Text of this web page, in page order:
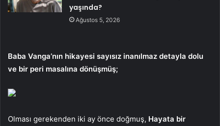
yaşında?
Ağustos 5, 2026
Baba Vanga’nın hikayesi sayısız inanılmaz detayla dolu
ve bir peri masalına dönüşmüş;
Olması gerekenden iki ay önce doğmuş, Hayata bir